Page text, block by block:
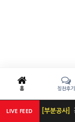
홈 칭찬후기
LIVE FEED
의중 [부분공사]